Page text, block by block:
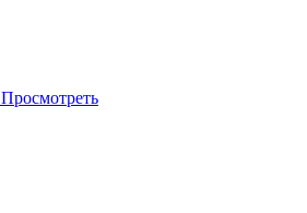
Просмотреть